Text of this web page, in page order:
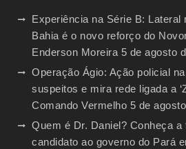
Experiência na Série B: Lateral
Bahia é o novo reforço do
Enderson Moreira 5 de agosto
Operação Ágio: Ação policial
suspeitos e mira rede ligada a
Comando Vermelho 5 de
Quem é Dr. Daniel? Conheça a
candidato ao governo do Pará